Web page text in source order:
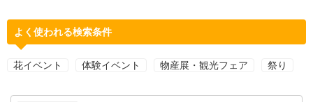
よく使われる検索条件
花イベント 体験イベント 物産展・観光フェア 祭り